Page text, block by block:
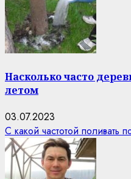
Насколько часто
летом
03.07.2023
С какой частотой поливать